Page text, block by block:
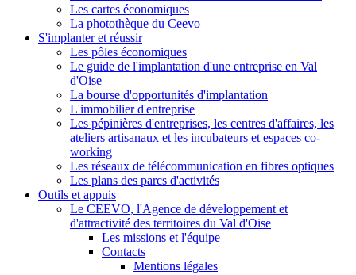
Les cartes économiques
La photothèque du Ceevo
S'implanter et réussir
Les pôles économiques
Le guide de l'implantation d'une entreprise en Val
d'Oise
La bourse d'opportunités d'implantation
L'immobilier d'entreprise
Les pépinières d'entreprises, les centres d'affaires, les
ateliers artisanaux et les incubateurs et espaces co-
working
Les réseaux de télécommunication en fibres optiques
Les plans des parcs d'activités
Outils et appuis
Le CEEVO, l'Agence de développement et
d'attractivité des territoires du Val d'Oise
Les missions et l'équipe
Contacts
Mentions légales